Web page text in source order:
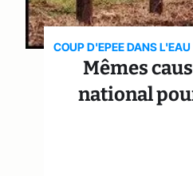
COUP D'EPEE DANS L'EAU
Mêmes
national